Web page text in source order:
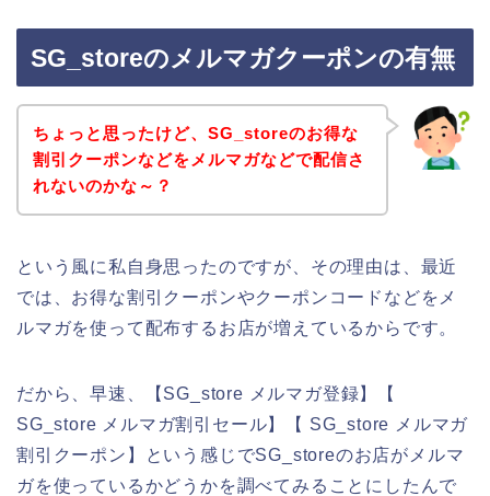
SG_storeのメルマガクーポンの有無
ちょっと思ったけど、SG_storeのお得な
割引クーポンなどをメルマガなどで配信さ
れないのかな～？
という風に私自身思ったのですが、その理由は、最近
では、お得な割引クーポンやクーポンコードなどをメ
ルマガを使って配布するお店が増えているからです。
だから、早速、【SG_store メルマガ登録】【
SG_store メルマガ割引セール】【 SG_store メルマガ
割引クーポン】という感じでSG_storeのお店がメルマ
ガを使っているかどうかを調べてみることにしたんで